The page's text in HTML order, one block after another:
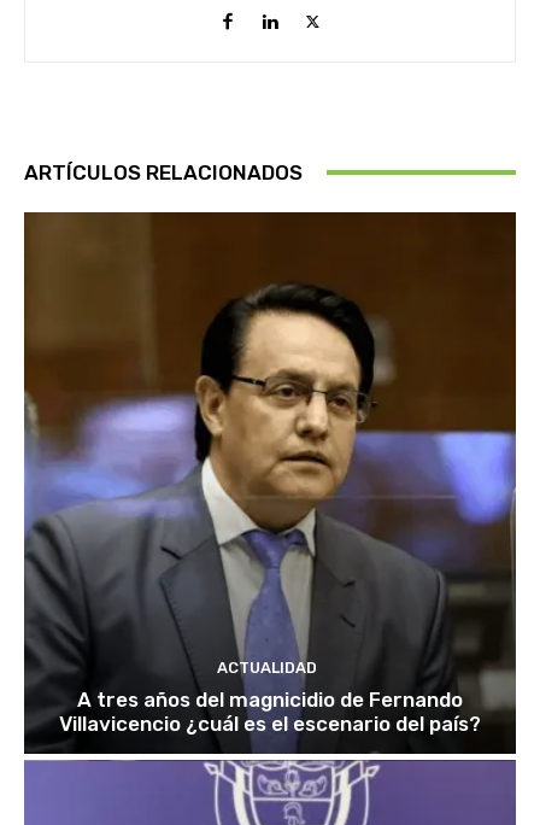
ARTÍCULOS RELACIONADOS
ACTUALIDAD
A tres años del magnicidio de Fernando
Villavicencio ¿cuál es el escenario del país?